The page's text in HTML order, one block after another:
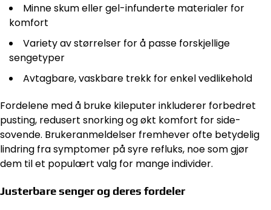
Minne skum eller gel-infunderte materialer for
komfort
Variety av størrelser for å passe forskjellige
sengetyper
Avtagbare, vaskbare trekk for enkel vedlikehold
Fordelene med å bruke kileputer inkluderer forbedret
pusting, redusert snorking og økt komfort for side-
sovende. Brukeranmeldelser fremhever ofte betydelig
lindring fra symptomer på syre refluks, noe som gjør
dem til et populært valg for mange individer.
Justerbare senger og deres fordeler